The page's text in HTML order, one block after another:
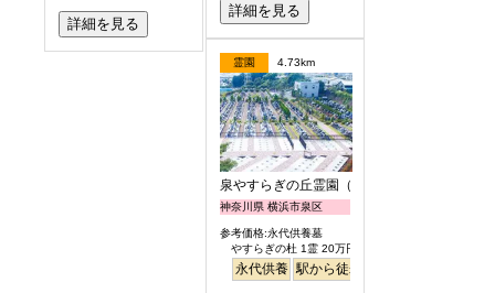
詳細を見る
詳細を見る
霊園 4.73km
泉やすらぎの丘霊園（永代供養墓）
神奈川県 横浜市泉区
参考価格:永代供養墓
やすらぎの杜 1霊 20万円
永代供養 駅から徒歩